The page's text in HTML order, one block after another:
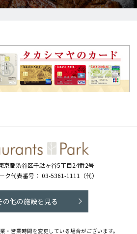
京都渋谷区千駄ヶ谷5丁目24番2号
ク代表番号： 03-5361-1111（代）
の他の施設を見る
・営業時間を変更している場合がございます。